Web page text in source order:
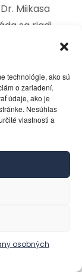
technológie, ako sú
o zariadení.
údaje, ako je
Nesúhlas
vlastnosti a
osobných
Miikasa
sa riadi
súd,
zákona,
aj na